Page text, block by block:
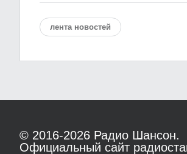
лента новостей
© 2016-2026 Радио Шансон.
Официальный сайт